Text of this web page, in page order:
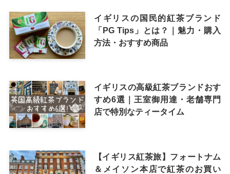
イギリスの国民的紅茶ブランド
「PG Tips」とは？｜魅力・購入
方法・おすすめ商品
イギリスの高級紅茶ブランドおす
すめ6選｜王室御用達・老舗専門
店で特別なティータイム
【イギリス紅茶旅】フォートナム
＆メイソン本店で紅茶のお買い